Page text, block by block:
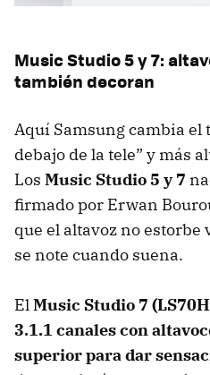
Music Studio 5 y 7:
también decoran
Aquí Samsung cambia el
debajo de la tele” y más
Los Music Studio 5 y 7
firmado por Erwan
que el altavoz no
se note cuando suena.
ElMusic Studio 7
3.1.1 canales con
superior para dar